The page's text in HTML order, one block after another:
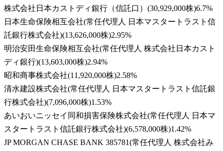
株式会社日本カストディ銀行（信託口） (30,929,000株)6.7%
日本生命保険相互会社(常任代理人 日本マスタートラスト信
託銀行株式会社)(13,626,000株)2.95%
明治安田生命保険相互会社(常任代理人 株式会社日本カスト
ディ銀行)(13,603,000株)2.94%
昭和商事株式会社(11,920,000株)2.58%
清水建設株式会社(常任代理人 日本マスタートラスト信託銀
行株式会社)(7,096,000株)1.53%
あいおいニッセイ同和損害保険株式会社(常任代理人 日本マ
スタートラスト信託銀行株式会社)(6,578,000株)1.42%
JP MORGAN CHASE BANK 385781(常任代理人 株式会社み